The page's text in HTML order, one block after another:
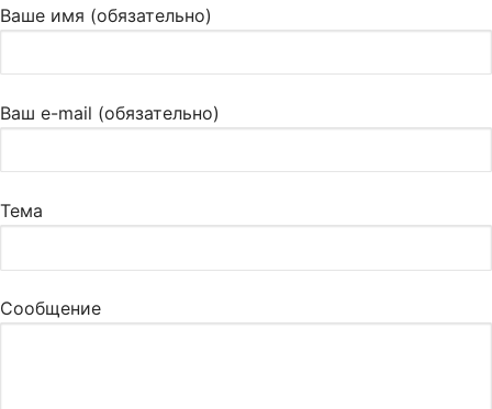
Ваше имя (обязательно)
Ваш e-mail (обязательно)
Тема
Сообщение